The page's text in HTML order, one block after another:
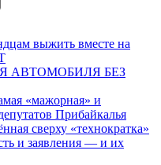
выжить вместе на
АВТОМОБИЛЯ БЕЗ
«мажорная» и
Прибайкалья
сверху «технократка»
и заявления — и их